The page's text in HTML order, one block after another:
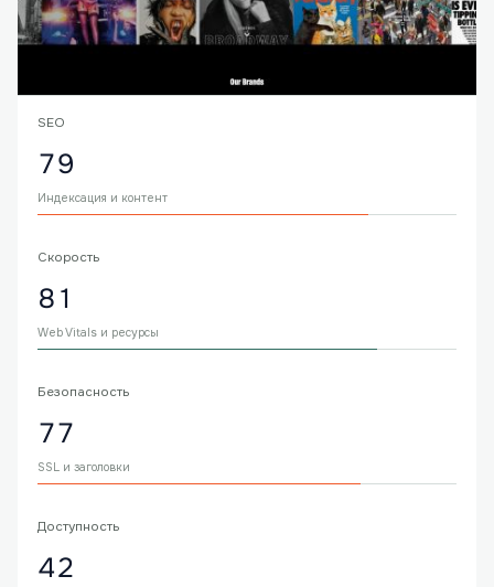
SEO
79
Индексация и контент
Скорость
81
Web Vitals и ресурсы
Безопасность
77
SSL и заголовки
Доступность
42